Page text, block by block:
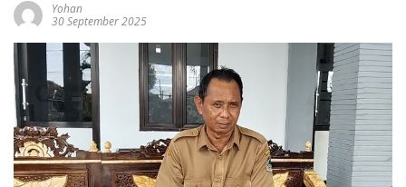
Yohan
30 September 2025